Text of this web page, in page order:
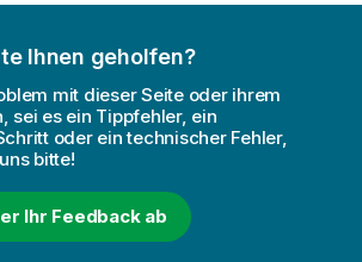
Ihnen geholfen?
mit dieser Seite oder ihrem
sei es ein Tippfehler, ein
oder ein technischer Fehler,
bitte!
Ihr Feedback ab